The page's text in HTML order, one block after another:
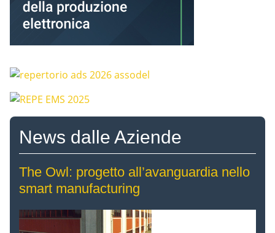
News dalle Aziende
The Owl: progetto all’avanguardia nello
smart manufacturing